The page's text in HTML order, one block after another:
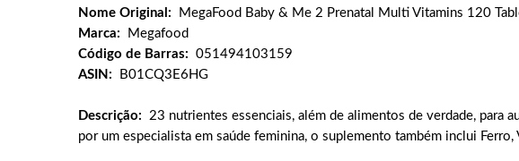
Nome Original:
MegaFood Baby & Me 2 Prenatal Multi Vitamins 120
Marca:
Megafood
Código de Barras: 051494103159
ASIN:
B01CQ3E6HG
Descrição: 23 nutrientes essenciais, além de alimentos de verdade, para
por um especialista em saúde feminina, o suplemento também inclui